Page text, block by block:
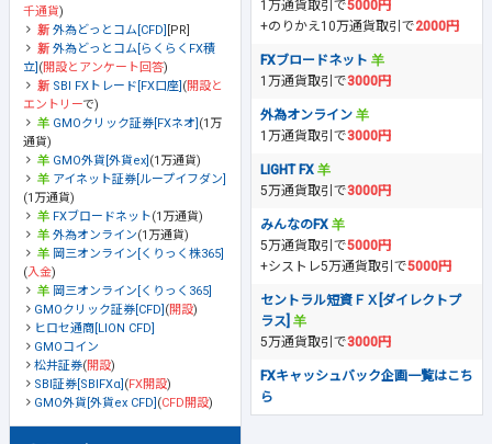
千通貨)
外為どっとコム[CFD]
[PR]
外為どっとコム[らくらくFX積
立] (開設とアンケート回答)
SBI FXトレード[FX口座] (開設と
エントリーで)
GMOクリック証券[FXネオ] (1万
通貨)
GMO外貨[外貨ex] (1万通貨)
アイネット証券[ループイフダン]
(1万通貨)
FXブロードネット(1万通貨)
外為オンライン(1万通貨)
岡三オンライン[くりっく株365]
(入金)
岡三オンライン[くりっく365]
GMOクリック証券[CFD] (開設)
ヒロセ通商[LION CFD]
GMOコイン
松井証券(開設)
SBI証券[SBIFXα] (FX開設)
GMO外貨[外貨ex CFD] (CFD開設)
1万通貨取引で5000円
+のりかえ10万通貨取引で2000円
FXブロードネット
1万通貨取引で3000円
外為オンライン
1万通貨取引で3000円
LIGHT FX
5万通貨取引で3000円
みんなのFX
5万通貨取引で5000円
+シストレ5万通貨取引で5000円
セントラル短資ＦＸ[ダイレクトプ
ラス]
5万通貨取引で3000円
FXキャッシュバック企画一覧はこち
ら